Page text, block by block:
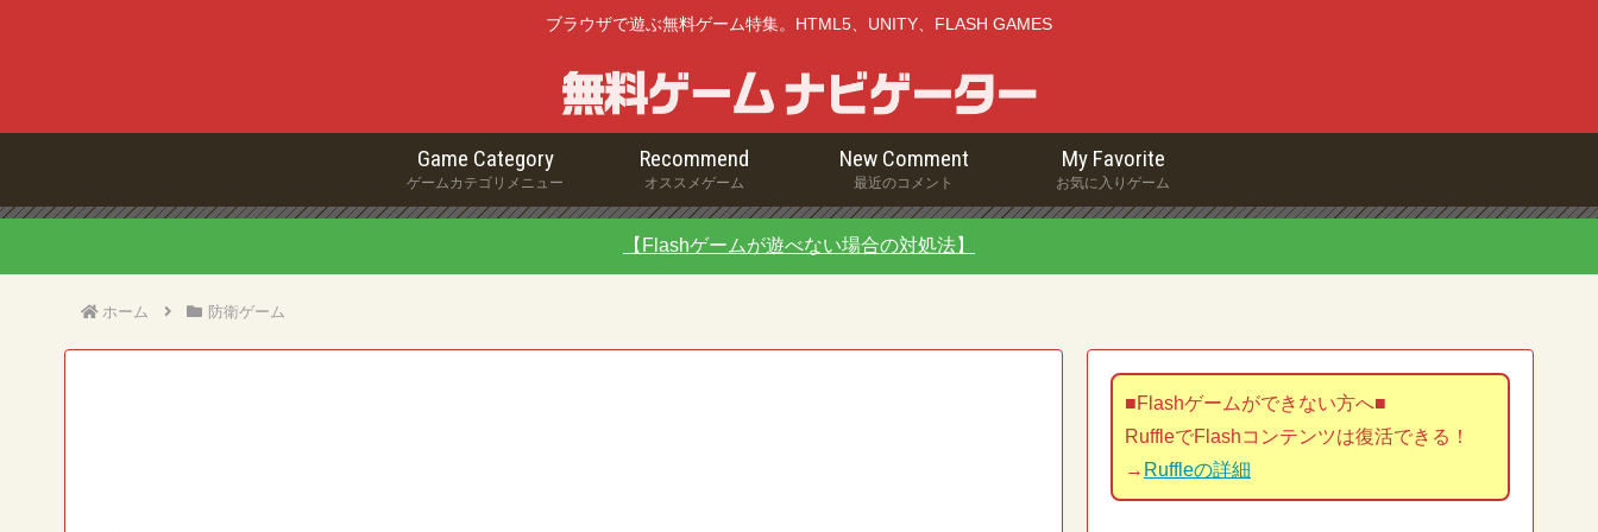
ブラウザで遊ぶ無料ゲーム特集。HTML5、UNITY、FLASH GAMES
Game Category
ゲームカテゴリメニュー
Recommend
オススメゲーム
New Comment
最近のコメント
My Favorite
お気に入りゲーム
【Flashゲームが遊べない場合の対処法】
ホーム 防衛ゲーム
■Flashゲームができない方へ■
RuffleでFlashコンテンツは復活できる！
→ Ruffleの詳細